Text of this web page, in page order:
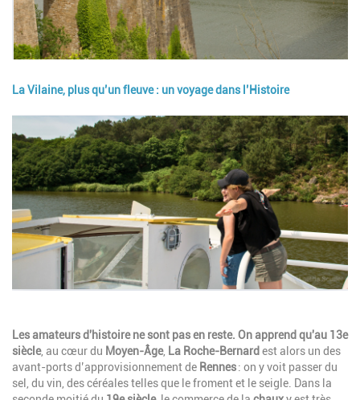
La Vilaine, plus qu’un fleuve : un voyage dans l’Histoire
Description
Les amateurs d'histoire ne sont pas en reste. On apprend qu'au 13e
siècle, au cœur du Moyen-Âge, La Roche-Bernardest alors un des
avant-ports d’approvisionnement de Rennes: on y voit passer du
sel, du vin, des céréales telles que le froment et le seigle. Dans la